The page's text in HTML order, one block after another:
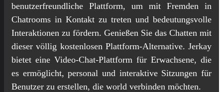
benutzerfreundliche Plattform, um mit Fremden in
Chatrooms in Kontakt zu treten und bedeutungsvolle
Interaktionen zu fördern. Genießen Sie das Chatten mit
dieser völlig kostenlosen Plattform-Alternative. Jerkay
bietet eine Video-Chat-Plattform für Erwachsene, die
es ermöglicht, personal und interaktive Sitzungen für
Benutzer zu erstellen, die world verbinden möchten.